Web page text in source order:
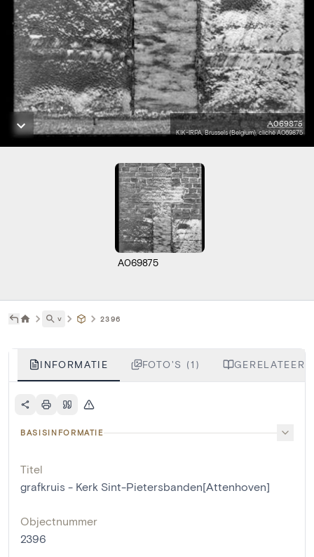
A069875
KIK-IRPA, Brussels (Belgium), cliché A069875
A069875
˅ 2396
INFORMATIE FOTO'S (1)
BASISINFORMATIE
Titel
grafkruis - Kerk Sint-Pietersbanden[Attenhoven]
Objectnummer
2396